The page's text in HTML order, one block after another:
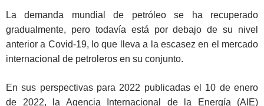
La demanda mundial de petróleo se ha recuperado
gradualmente, pero todavía está por debajo de su nivel
anterior a Covid-19, lo que lleva a la escasez en el mercado
internacional de petroleros en su conjunto.
En sus perspectivas para 2022 publicadas el 10 de enero
de 2022, la Agencia Internacional de la Energía (AIE)